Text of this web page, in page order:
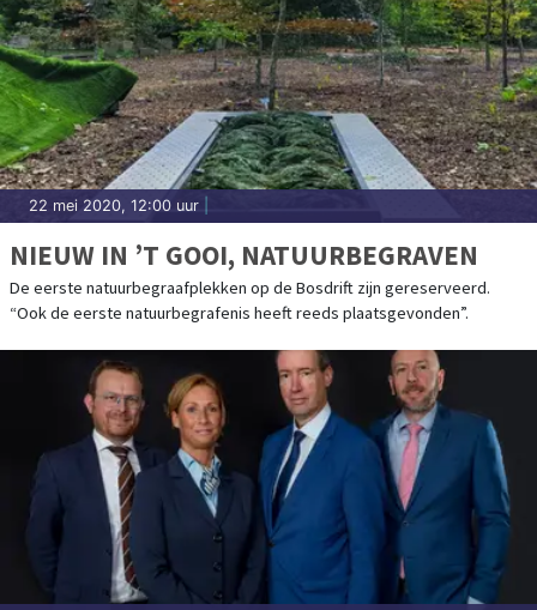
22 mei 2020, 12:00 uur
NIEUW IN ’T GOOI, NATUURBEGRAVEN
De eerste natuurbegraafplekken op de Bosdrift zijn gereserveerd.
“Ook de eerste natuurbegrafenis heeft reeds plaatsgevonden”.